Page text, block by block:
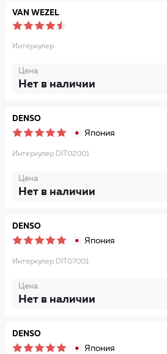
VAN WEZEL
Интеркулер
Цена
Нет в наличии
DENSO
Япония
Интеркулер DIT02001
Цена
Нет в наличии
DENSO
Япония
Интеркулер DIT07001
Цена
Нет в наличии
DENSO
Япония